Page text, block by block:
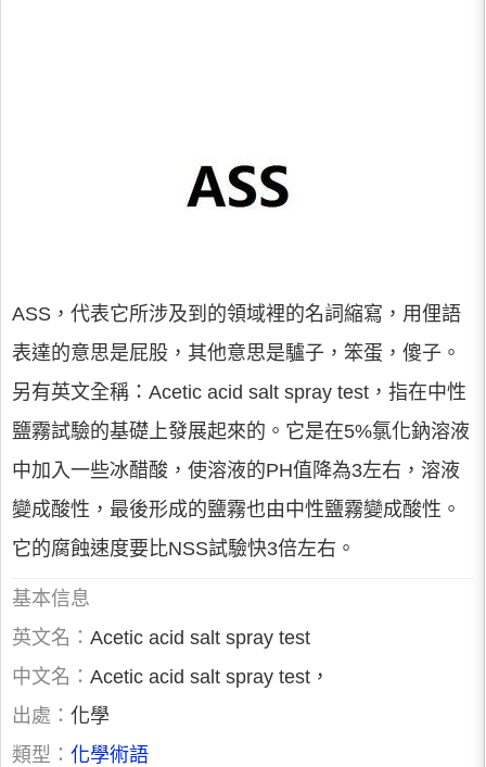
ASS，代表它所涉及到的領域裡的名詞縮寫，用俚語
表達的意思是屁股，其他意思是驢子，笨蛋，傻子。
另有英文全稱：Acetic acid salt spray test，指在中性
鹽霧試驗的基礎上發展起來的。它是在5%氯化鈉溶液
中加入一些冰醋酸，使溶液的PH值降為3左右，溶液
變成酸性，最後形成的鹽霧也由中性鹽霧變成酸性。
它的腐蝕速度要比NSS試驗快3倍左右。
基本信息
英文名： Acetic acid salt spray test
中文名： Acetic acid salt spray test，
出處： 化學
類型： 化學術語